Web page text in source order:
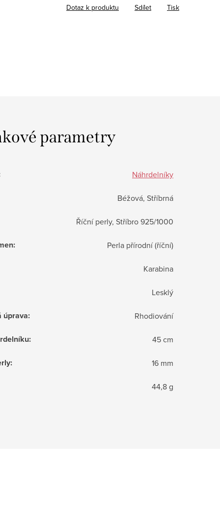
Tisk
Dotaz k produktu Sdílet
parametry
Náhrdelníky
Béžová, Stříbrná
Říční perly, Stříbro 925/1000
: Perla přírodní (říční)
Karabina
Lesklý
úprava: Rhodiování
: 45 cm
: 16 mm
44,8 g